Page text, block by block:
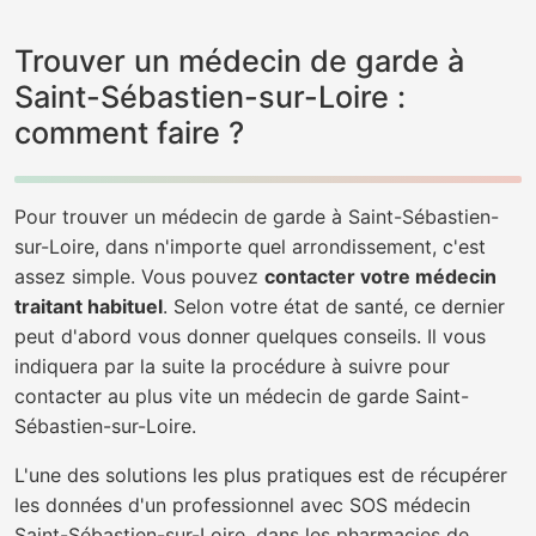
Trouver un médecin de garde à
Saint-Sébastien-sur-Loire :
comment faire ?
Pour trouver un médecin de garde à Saint-Sébastien-
sur-Loire, dans n'importe quel arrondissement, c'est
assez simple. Vous pouvez contacter votre médecin
traitant habituel. Selon votre état de santé, ce dernier
peut d'abord vous donner quelques conseils. Il vous
indiquera par la suite la procédure à suivre pour
contacter au plus vite un médecin de garde Saint-
Sébastien-sur-Loire.
L'une des solutions les plus pratiques est de récupérer
les données d'un professionnel avec SOS médecin